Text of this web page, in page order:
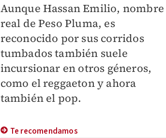
Aunque Hassan Emilio, nombre
real de Peso Pluma, es
reconocido por sus corridos
tumbados también suele
incursionar en otros géneros,
como el reggaeton y ahora
también el pop.
Te recomendamos